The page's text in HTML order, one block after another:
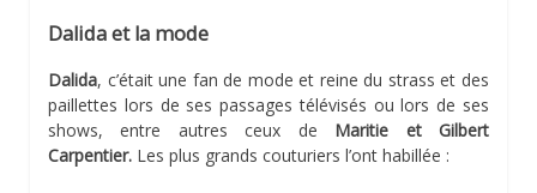
Dalida et la mode
Dalida, c’était une fan de mode et reine du strass et des
paillettes lors de ses passages télévisés ou lors de ses
shows, entre autres ceux de Maritie et Gilbert
Carpentier. Les plus grands couturiers l’ont habillée :